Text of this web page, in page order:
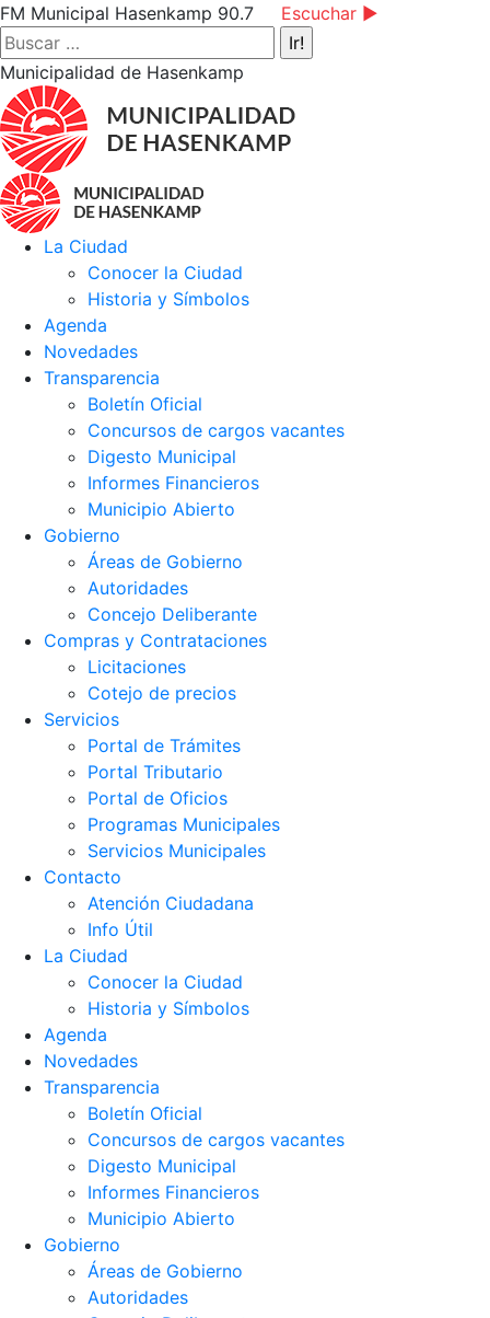
Saltar
al
contenido
Facebook
page
opens
new
window
Instagram
page
opens
new
window
YouTube
page
opens
new
window
FM Municipal Hasenkamp 90.7
Escuchar ►
Buscar:
Municipalidad de Hasenkamp
La Ciudad
Conocer la Ciudad
Historia y Símbolos
Agenda
Novedades
Transparencia
Boletín Oficial
Concursos de cargos vacantes
Digesto Municipal
Informes Financieros
Municipio Abierto
Gobierno
Áreas de Gobierno
Autoridades
Concejo Deliberante
Compras y Contrataciones
Licitaciones
Cotejo de precios
Servicios
Portal de Trámites
Portal Tributario
Portal de Oficios
Programas Municipales
Servicios Municipales
Contacto
Atención Ciudadana
Info Útil
La Ciudad
Conocer la Ciudad
Historia y Símbolos
Agenda
Novedades
Transparencia
Boletín Oficial
Concursos de cargos vacantes
Digesto Municipal
Informes Financieros
Municipio Abierto
Gobierno
Áreas de Gobierno
Autoridades